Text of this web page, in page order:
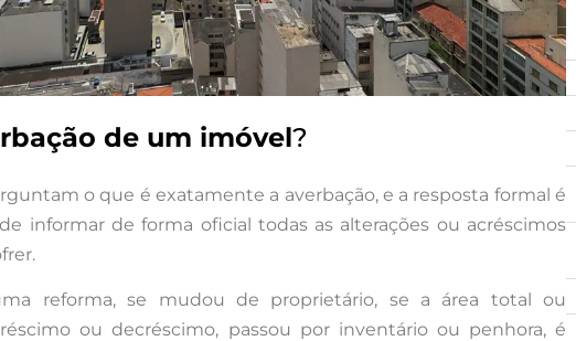
de um imóvel?
o que é exatamente a averbação, e a resposta formal é
informar de forma oficial todas as alterações ou acréscimos
reforma, se mudou de proprietário, se a área total ou
ou decréscimo, passou por inventário ou penhora, é